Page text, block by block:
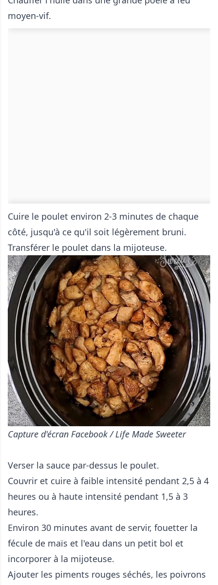
moyen-vif.
Cuire le poulet environ 2-3 minutes de chaque
côté, jusqu'à ce qu'il soit légèrement bruni.
Transférer le poulet dans la mijoteuse.
Capture d'écran Facebook / Life Made Sweeter
Verser la sauce par-dessus le poulet.
Couvrir et cuire à faible intensité pendant 2,5 à 4
heures ou à haute intensité pendant 1,5 à 3
heures.
Environ 30 minutes avant de servir, fouetter la
fécule de maïs et l'eau dans un petit bol et
incorporer à la mijoteuse.
Ajouter les piments rouges séchés, les poivrons